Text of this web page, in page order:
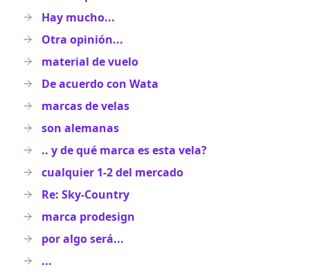
Hay mucho...
Otra opinión...
material de vuelo
De acuerdo con Wata
marcas de velas
son alemanas
.. y de qué marca es esta vela?
cualquier 1-2 del mercado
Re: Sky-Country
marca prodesign
por algo será...
...